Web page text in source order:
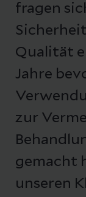
fragen
Qualität
Jahre
zur
gemacht
unseren